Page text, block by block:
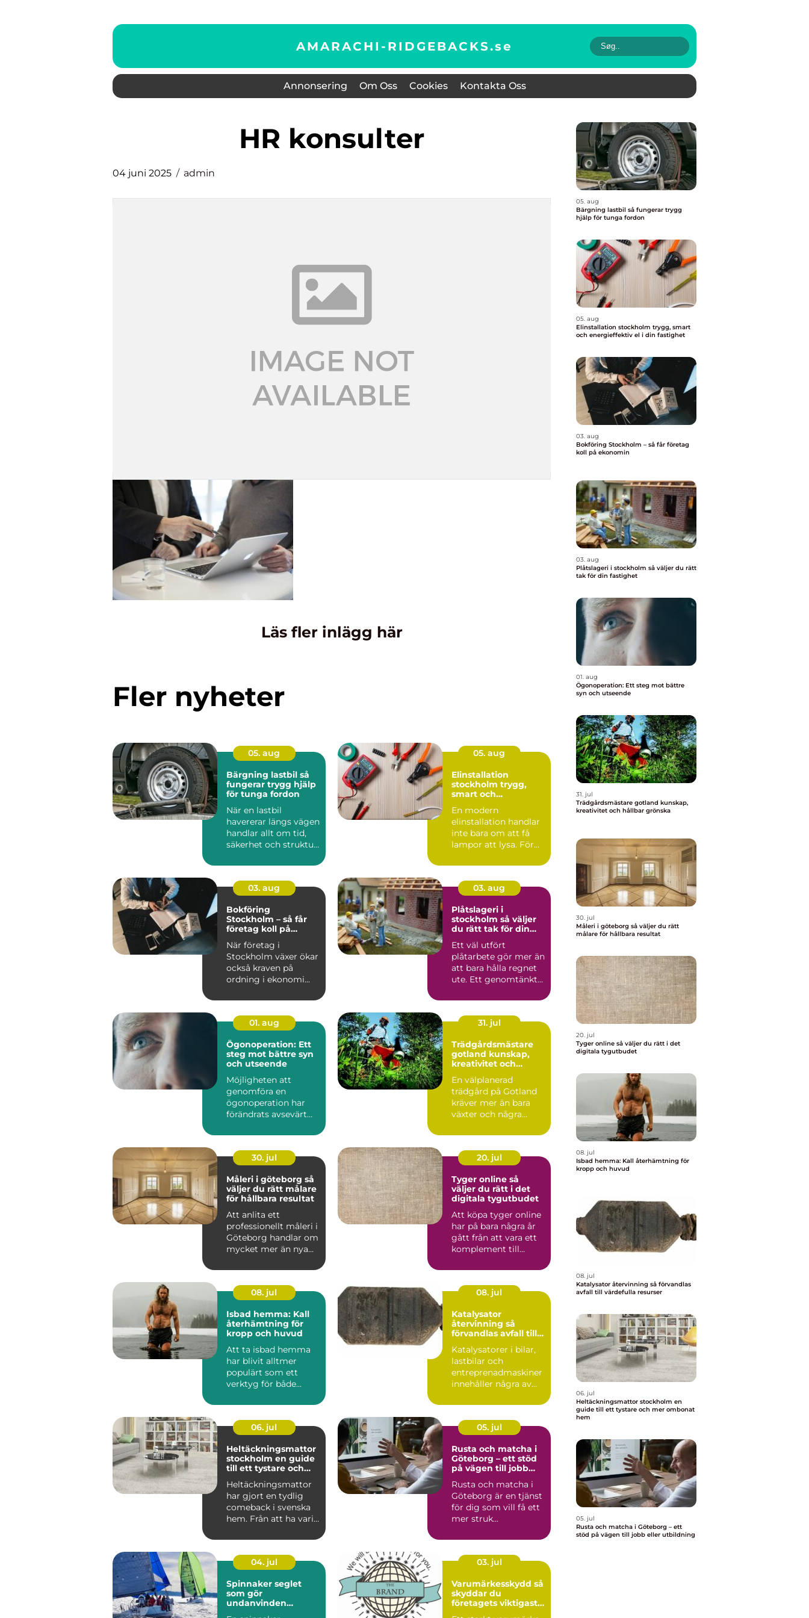
AMARACHI-RIDGEBACKS.se
Annonsering Om Oss Cookies Kontakta Oss
HR konsulter
04 juni 2025 admin
Läs fler inlägg här
Fler nyheter
05. aug
Bärgning lastbil så
fungerar trygg hjälp
för tunga fordon
När en lastbil
havererar längs vägen
handlar allt om tid,
säkerhet och struktur.
05. aug
Elinstallation
stockholm trygg,
smart och
din fastighet
En modern
elinstallation handlar
inte bara om att få
lampor att lysa. För
fastighetsägar...
03. aug
Bokföring
Stockholm – så får
företag koll på
När företag i
Stockholm växer ökar
också kraven på
ordning i ekonomi...
03. aug
Plåtslageri i
stockholm så väljer
du rätt tak för din
Ett väl utfört
plåtarbete gör mer än
att bara hålla regnet
ute. Ett genomtänkt
fasad...
01. aug
Ögonoperation: Ett
steg mot bättre syn
och utseende
Möjligheten att
genomföra en
ögonoperation har
förändrats avsevärt
31. jul
Trädgårdsmästare
gotland kunskap,
kreativitet och
En välplanerad
trädgård på Gotland
kräver mer än bara
växter och några
salt ...
30. jul
Måleri i göteborg så
väljer du rätt målare
för hållbara resultat
Att anlita ett
professionellt måleri i
Göteborg handlar om
mycket mer än nya
Ett...
20. jul
Tyger online så
väljer du rätt i det
digitala tygutbudet
Att köpa tyger online
har på bara några år
gått från att vara ett
komplement till
08. jul
Isbad hemma: Kall
återhämtning för
kropp och huvud
Att ta isbad hemma
har blivit alltmer
populärt som ett
verktyg för både
08. jul
Katalysator
återvinning så
förvandlas avfall till
Katalysatorer i bilar,
lastbilar och
entreprenadmaskiner
innehåller några av
värdefulla...
06. jul
Heltäckningsmattor
stockholm en guide
till ett tystare och
Heltäckningsmattor
har gjort en tydlig
comeback i svenska
hem. Från att ha varit
05. jul
Rusta och matcha i
Göteborg – ett stöd
på vägen till jobb
Rusta och matcha i
Göteborg är en tjänst
för dig som vill få ett
mer struk...
04. jul
Spinnaker seglet
som gör
undanvinden
03. jul
Varumärkesskydd så
skyddar du
företagets viktigaste
05. aug
Bärgning lastbil så fungerar trygg
hjälp för tunga fordon
05. aug
Elinstallation stockholm trygg, smart
och energieffektiv el i din fastighet
03. aug
Bokföring Stockholm – så får företag
koll på ekonomin
03. aug
Plåtslageri i stockholm så väljer du rätt
tak för din fastighet
01. aug
Ögonoperation: Ett steg mot bättre
syn och utseende
31. jul
Trädgårdsmästare gotland kunskap,
kreativitet och hållbar grönska
30. jul
Måleri i göteborg så väljer du rätt
målare för hållbara resultat
20. jul
Tyger online så väljer du rätt i det
digitala tygutbudet
08. jul
Isbad hemma: Kall återhämtning för
kropp och huvud
08. jul
Katalysator återvinning så förvandlas
avfall till värdefulla resurser
06. jul
Heltäckningsmattor stockholm en
guide till ett tystare och mer ombonat
hem
05. jul
Rusta och matcha i Göteborg – ett
stöd på vägen till jobb eller utbildning